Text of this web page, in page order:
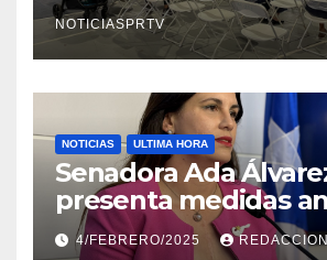
NOTICIASPRTV
NOTICIAS ULTIMA HORA
Senadora Ada
presenta medidas
violencia en el
4/FEBRERO/2025